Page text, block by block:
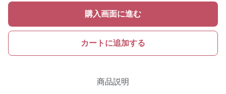
購入画面に進む
カートに追加する
商品説明